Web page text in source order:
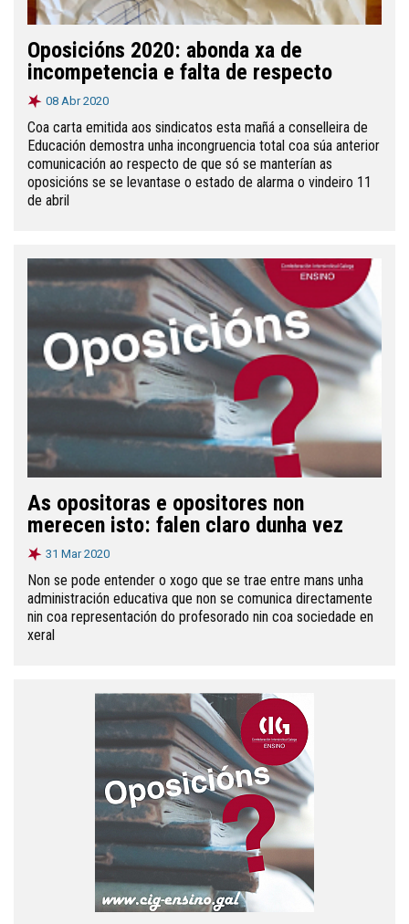
Oposicións 2020: abonda xa de
incompetencia e falta de respecto
08 Abr 2020
Coa carta emitida aos sindicatos esta mañá a conselleira de
Educación demostra unha incongruencia total coa súa anterior
comunicación ao respecto de que só se manterían as
oposicións se se levantase o estado de alarma o vindeiro 11
de abril
As opositoras e opositores non
merecen isto: falen claro dunha vez
31 Mar 2020
Non se pode entender o xogo que se trae entre mans unha
administración educativa que non se comunica directamente
nin coa representación do profesorado nin coa sociedade en
xeral